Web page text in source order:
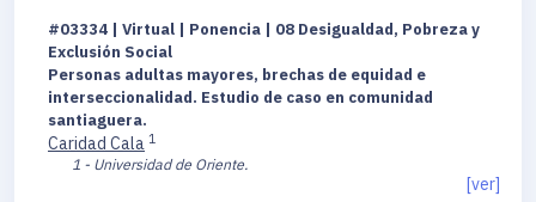
#03334 | Virtual | Ponencia | 08 Desigualdad, Pobreza y
Exclusión Social
Personas adultas mayores, brechas de equidad e
interseccionalidad. Estudio de caso en comunidad
santiaguera.
Caridad Cala 1
1 - Universidad de Oriente.
[ver]